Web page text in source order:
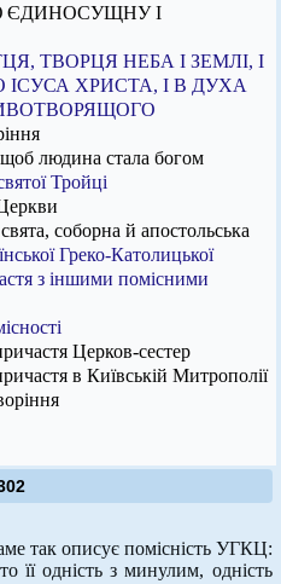
ЄДИНОСУЩНУ І
ТВОРЦЯ НЕБА І ЗЕМЛІ, І
ХРИСТА, І В ДУХА
людина стала богом
Тройці
соборна й апостольська
Греко-Католицької
з іншими помісними
Церков-сестер
в Київській Митрополії
так описує помісність УГКЦ:
її одність з минулим, одність